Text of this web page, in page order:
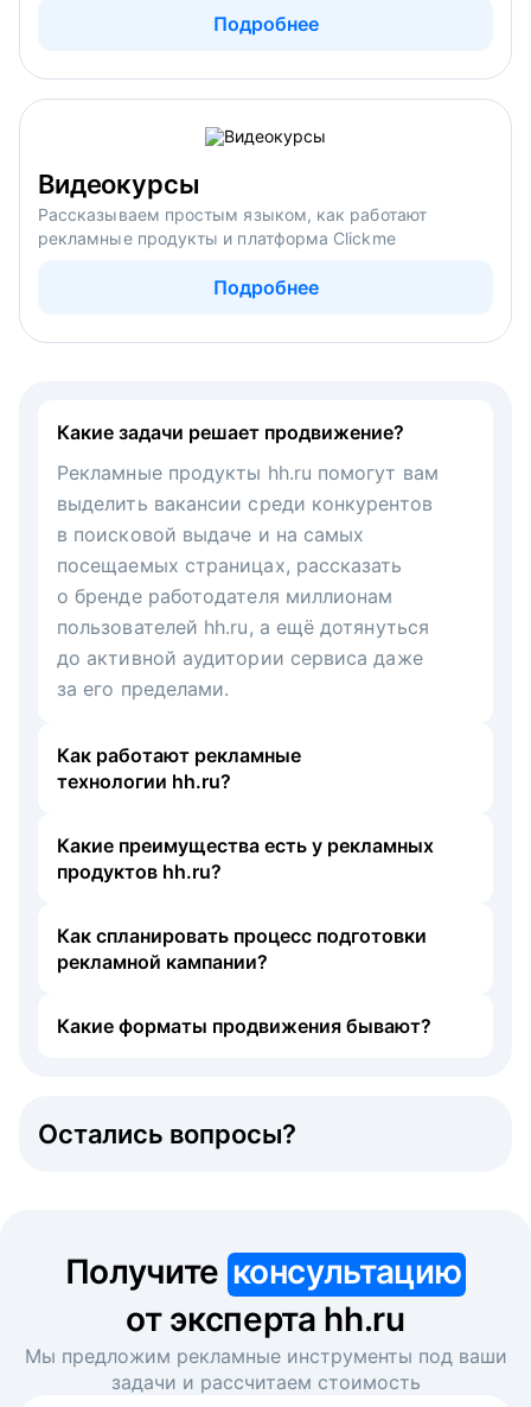
Подробнее
Видеокурсы
Рассказываем простым языком, как работают
рекламные продукты и платформа Clickme
Подробнее
Какие задачи решает продвижение?
Рекламные продукты hh.ru помогут вам
выделить вакансии среди конкурентов
в поисковой выдаче и на самых
посещаемых страницах, рассказать
о бренде работодателя миллионам
пользователей hh.ru, а ещё дотянуться
до активной аудитории сервиса даже
за его пределами.
Как работают рекламные
технологии hh.ru?
Какие преимущества есть у рекламных
продуктов hh.ru?
Как спланировать процесс подготовки
рекламной кампании?
Какие форматы продвижения бывают?
Остались вопросы?
Получите консультацию
от эксперта hh.ru
Мы предложим рекламные инструменты под ваши
задачи и рассчитаем стоимость